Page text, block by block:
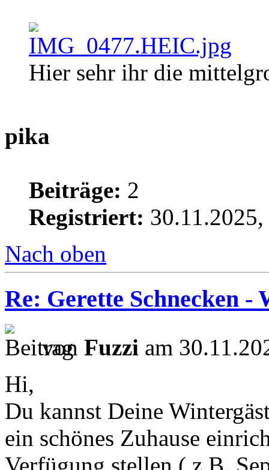
Hier sehr ihr die
pika
Beiträge: 2
Registriert:
Nach oben
Re: Gerette Schnecken
von Fuzzi am
Hi,
Du kannst Deine
ein schönes Zuhause
Verfügung stellen ( z.B.